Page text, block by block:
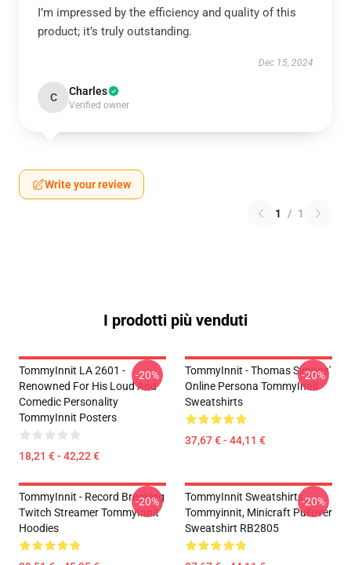
I’m impressed by the efficiency and quality of this
product; it’s truly outstanding.
Dec 15, 2024
C Charles
Verified owner
Write your review
1 / 1
I prodotti più venduti
TommyInnit LA 2601 -
Renowned For His Loud And
Comedic Personality
TommyInnit Posters
18,21 € - 42,22 €
-20%
TommyInnit - Thomas Simons'
Online Persona TommyInnit
Sweatshirts
37,67 € - 44,11 €
-20%
TommyInnit - Record Breaking
Twitch Streamer TommyInnit
Hoodies
-20%
TommyInnit Sweatshirts -
Tommyinnit, Minicraft Pullover
Sweatshirt RB2805
-20%